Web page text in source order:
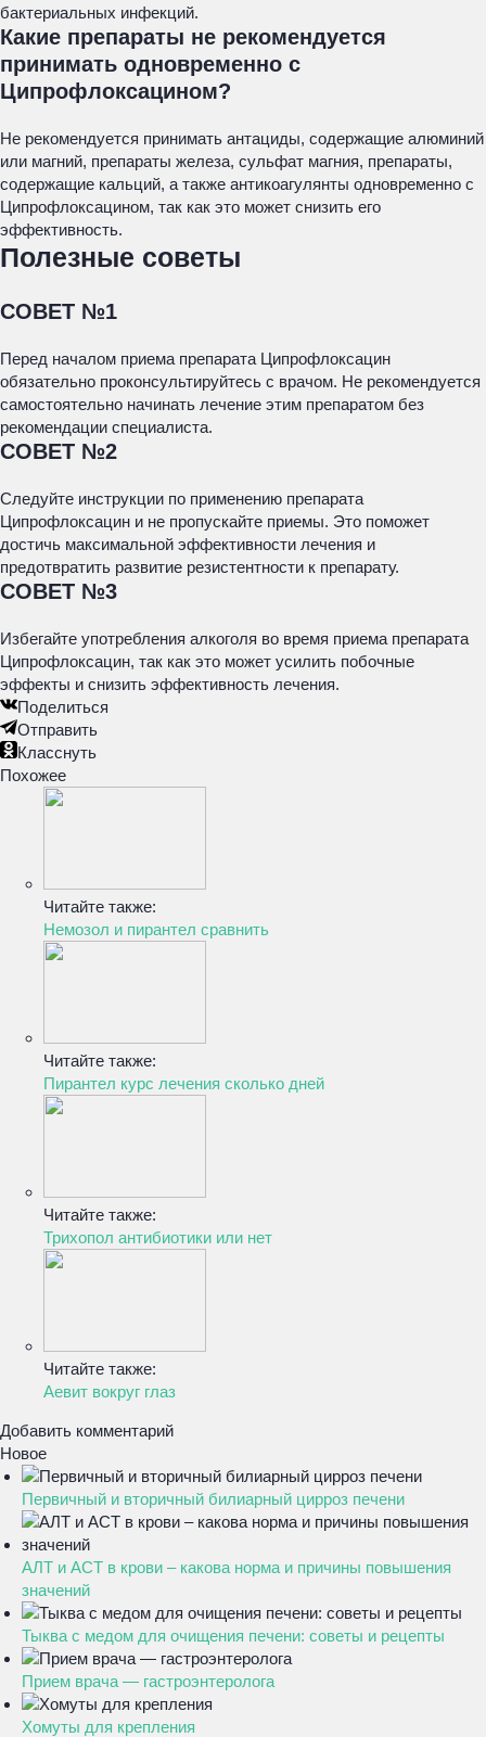
бактериальных инфекций.
Какие препараты не рекомендуется
принимать одновременно с
Ципрофлоксацином?
Не рекомендуется принимать антациды, содержащие алюминий
или магний, препараты железа, сульфат магния, препараты,
содержащие кальций, а также антикоагулянты одновременно с
Ципрофлоксацином, так как это может снизить его
эффективность.
Полезные советы
СОВЕТ №1
Перед началом приема препарата Ципрофлоксацин
обязательно проконсультируйтесь с врачом. Не рекомендуется
самостоятельно начинать лечение этим препаратом без
рекомендации специалиста.
СОВЕТ №2
Следуйте инструкции по применению препарата
Ципрофлоксацин и не пропускайте приемы. Это поможет
достичь максимальной эффективности лечения и
предотвратить развитие резистентности к препарату.
СОВЕТ №3
Избегайте употребления алкоголя во время приема препарата
Ципрофлоксацин, так как это может усилить побочные
эффекты и снизить эффективность лечения.
Поделиться
Отправить
Класснуть
Похожее
Читайте также:
Немозол и пирантел сравнить
Читайте также:
Пирантел курс лечения сколько дней
Читайте также:
Трихопол антибиотики или нет
Читайте также:
Аевит вокруг глаз
Добавить комментарий
Новое
Первичный и вторичный билиарный цирроз печени
АЛТ и АСТ в крови – какова норма и причины повышения
значений
Тыква с медом для очищения печени: советы и рецепты
Прием врача — гастроэнтеролога
Хомуты для крепления